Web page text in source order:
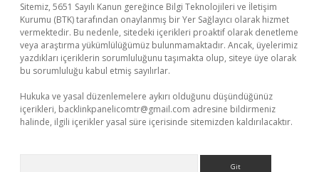
Sitemiz, 5651 Sayılı Kanun gereğince Bilgi Teknolojileri ve İletişim
Kurumu (BTK) tarafından onaylanmış bir Yer Sağlayıcı olarak hizmet
vermektedir. Bu nedenle, sitedeki içerikleri proaktif olarak denetleme
veya araştırma yükümlülüğümüz bulunmamaktadır. Ancak, üyelerimiz
yazdıkları içeriklerin sorumluluğunu taşımakta olup, siteye üye olarak
bu sorumluluğu kabul etmiş sayılırlar.
Hukuka ve yasal düzenlemelere aykırı olduğunu düşündüğünüz
içerikleri, backlinkpanelicomtr@gmail.com adresine bildirmeniz
halinde, ilgili içerikler yasal süre içerisinde sitemizden kaldırılacaktır.